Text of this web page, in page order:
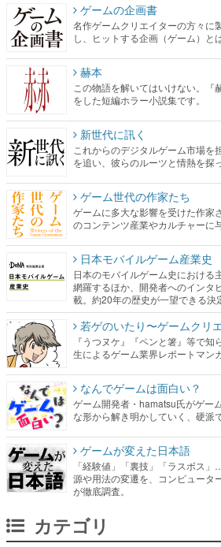
ゲームの企画書
名作ゲームクリエイターの方々に
し、ヒットする企画（ゲーム）と
赫本
この物語を解いてはいけない。『
をした短編ホラー小説集です。
新世代に訊く
これからのデジタルゲーム市場を
を追い、彼らのルーツと情熱を探
ゲーム世代の作家たち
ゲームに多大な影響を受けた作家
のコンテンツ産業やカルチャーに
日本モバイルゲーム産業史
日本のモバイルゲーム史における
網羅するほか、開発者へのインタ
載。約20年の歴史が一望できる決
若ゲのいたり〜ゲームクリ
『うつヌケ』『ペンと箸』等で
生によるゲーム業界レポートマン
なんでゲームは面白い？
ゲーム開発者・hamatsu氏がゲー
な形から解き明かしていく、硬派
ゲームが変えた日本語
「経験値」「裏技」「ラスボス
源や用法の変遷を、コンピュータ
が徹底調査。
カテゴリ